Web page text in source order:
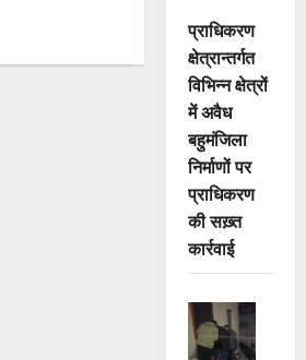
प्राधिकरण
क्षेत्रान्तर्गत
विभिन्न क्षेत्रों
में अवैध
बहुमंजिला
निर्माणों पर
प्राधिकरण
की सख़्त
कार्रवाई